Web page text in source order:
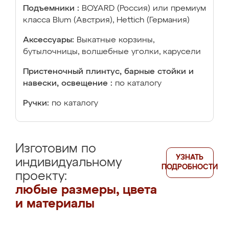
Подъемники : BOYARD (Россия) или премиум
класса Blum (Австрия), Hettich (Германия)
Аксессуары: Выкатные корзины,
бутылочницы, волшебные уголки, карусели
Пристеночный плинтус, барные стойки и
навески, освещение : по каталогу
Ручки: по каталогу
Изготовим по
индивидуальному
проекту:
любые размеры, цвета
и материалы
УЗНАТЬ
ПОДРОБНОСТИ